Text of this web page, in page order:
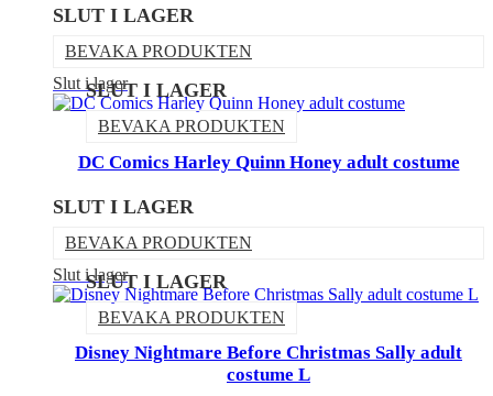
SLUT I LAGER
BEVAKA PRODUKTEN
Slut i lager
SLUT I LAGER
BEVAKA PRODUKTEN
DC Comics Harley Quinn Honey adult costume
SLUT I LAGER
BEVAKA PRODUKTEN
Slut i lager
SLUT I LAGER
BEVAKA PRODUKTEN
Disney Nightmare Before Christmas Sally adult
costume L